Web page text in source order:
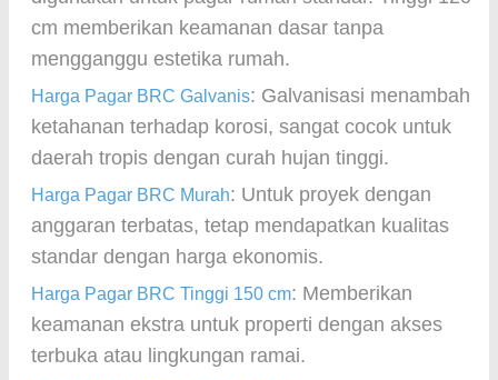
cm memberikan keamanan dasar tanpa
mengganggu estetika rumah.
Harga Pagar BRC Galvanis: Galvanisasi menambah
ketahanan terhadap korosi, sangat cocok untuk
daerah tropis dengan curah hujan tinggi.
Harga Pagar BRC Murah: Untuk proyek dengan
anggaran terbatas, tetap mendapatkan kualitas
standar dengan harga ekonomis.
Harga Pagar BRC Tinggi 150 cm: Memberikan
keamanan ekstra untuk properti dengan akses
terbuka atau lingkungan ramai.